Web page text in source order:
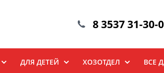
8 3537 31-30-
ДЛЯ ДЕТЕЙ ХОЗОТДЕЛ ВСЕ